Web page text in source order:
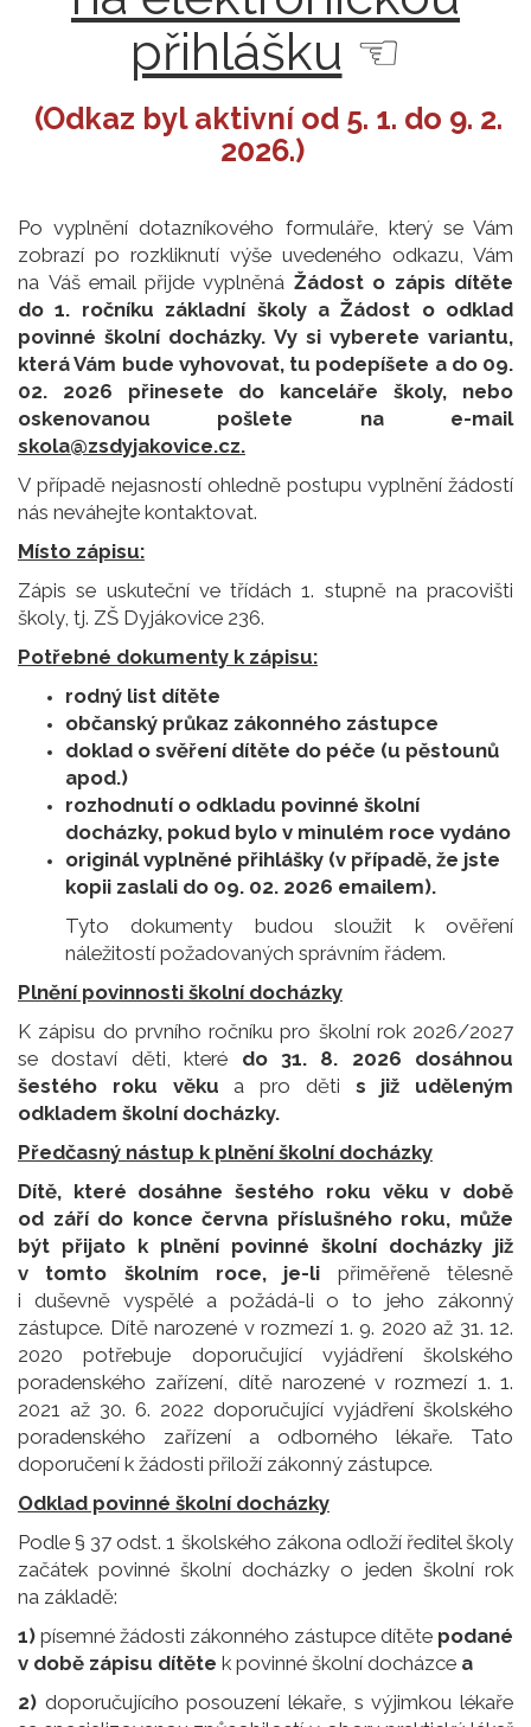
přihlášku ☜
(Odkaz byl aktivní od 5. 1. do 9. 2.
2026.)
Po vyplnění dotazníkového formuláře, který se Vám
zobrazí po rozkliknutí výše uvedeného odkazu, Vám
na Váš email přijde vyplněná Žádost o zápis dítěte
do 1. ročníku základní školy a Žádost o odklad
povinné školní docházky. Vy si vyberete variantu,
která Vám bude vyhovovat, tu podepíšete a do 09.
02. 2026 přinesete do kanceláře školy, nebo
oskenovanou pošlete na e-mail
skola@zsdyjakovice.cz.
V případě nejasností ohledně postupu vyplnění žádostí
nás neváhejte kontaktovat.
Místo zápisu:
Zápis se uskuteční ve třídách 1. stupně na pracovišti
školy, tj. ZŠ Dyjákovice 236.
Potřebné dokumenty k zápisu:
rodný list dítěte
občanský průkaz zákonného zástupce
doklad o svěření dítěte do péče (u pěstounů
apod.)
rozhodnutí o odkladu povinné školní
docházky, pokud bylo v minulém roce vydáno
originál vyplněné přihlášky (v případě, že jste
kopii zaslali do 09. 02. 2026 emailem).
Tyto dokumenty budou sloužit k ověření
náležitostí požadovaných správním řádem.
Plnění povinnosti školní docházky
K zápisu do prvního ročníku pro školní rok 2026/2027
se dostaví děti, které do 31. 8. 2026 dosáhnou
šestého roku věku a pro děti s již uděleným
odkladem školní docházky.
Předčasný nástup k plnění školní docházky
Dítě, které dosáhne šestého roku věku v době
od září do konce června příslušného roku, může
být přijato k plnění povinné školní docházky již
v tomto školním roce, je-li přiměřeně tělesně
i duševně vyspělé a požádá-li o to jeho zákonný
zástupce. Dítě narozené v rozmezí 1. 9. 2020 až 31. 12.
2020 potřebuje doporučující vyjádření školského
poradenského zařízení, dítě narozené v rozmezí 1. 1.
2021 až 30. 6. 2022 doporučující vyjádření školského
poradenského zařízení a odborného lékaře. Tato
doporučení k žádosti přiloží zákonný zástupce.
Odklad povinné školní docházky
Podle § 37 odst. 1 školského zákona odloží ředitel školy
začátek povinné školní docházky o jeden školní rok
na základě:
1) písemné žádosti zákonného zástupce dítěte podané
v době zápisu dítěte k povinné školní docházce a
2) doporučujícího posouzení lékaře, s výjimkou lékaře